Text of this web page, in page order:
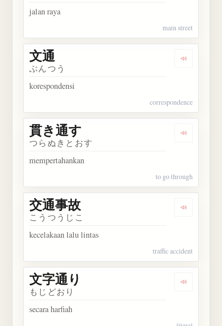
jalan raya
main street
Dengarkan
文通
ぶんつう
korespondensi
correspondence
Dengarkan
貫き通す
つらぬきとおす
mempertahankan
to go through
Dengarkan
交通事故
こうつうじこ
kecelakaan lalu lintas
traffic accident
Dengarkan
文字通り
もじどおり
secara harfiah